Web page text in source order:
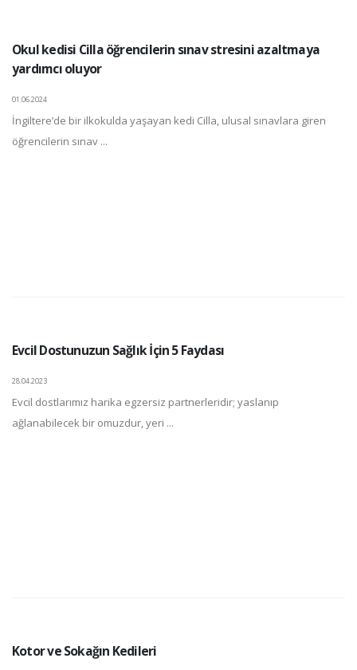
Okul kedisi Cilla öğrencilerin sınav stresini azaltmaya
yardımcı oluyor
01.06.2024
İngiltere’de bir ilkokulda yaşayan kedi Cilla, ulusal sınavlara giren
öğrencilerin sınav ...
Evcil Dostunuzun Sağlık İçin 5 Faydası
28.04.2023
Evcil dostlarımız harika egzersiz partnerleridir; yaslanıp
ağlanabilecek bir omuzdur, yeri ...
Kotor ve Sokağın Kedileri